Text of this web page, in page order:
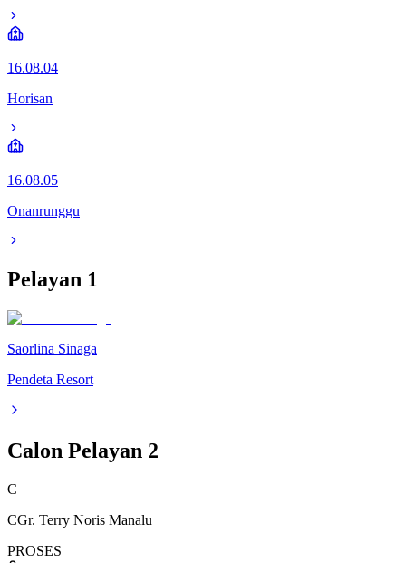
16.08.04
Horisan
16.08.05
Onanrunggu
Pelayan 1
Saorlina Sinaga
Pendeta Resort
Calon Pelayan 2
C
CGr. Terry Noris Manalu
PROSES